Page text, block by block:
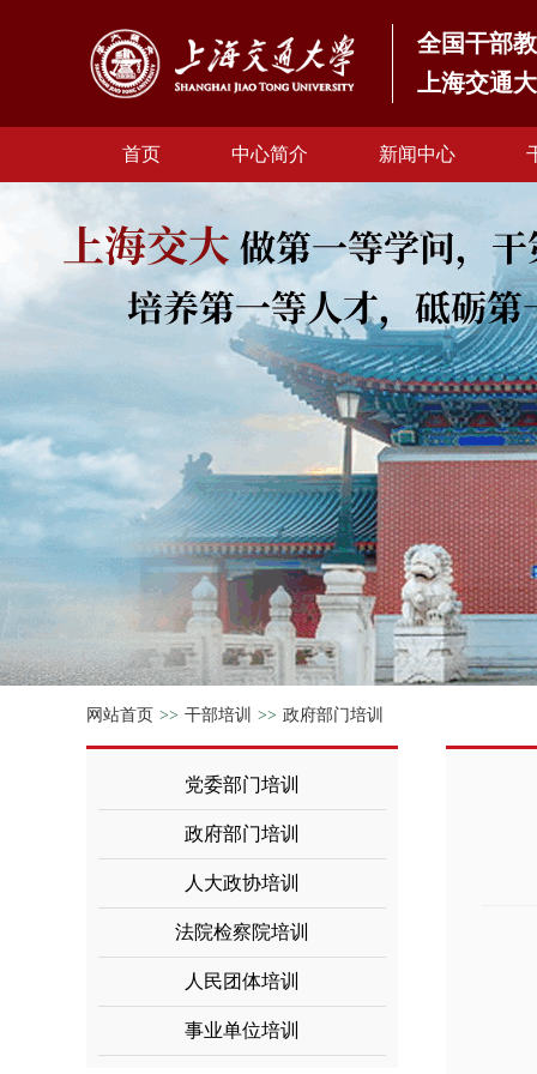
全国干部
上海交通
首页 中心简介 新闻中心
网站首页 >> 干部培训 >> 政府部门培训
党委部门培训
政府部门培训
人大政协培训
法院检察院培训
人民团体培训
事业单位培训